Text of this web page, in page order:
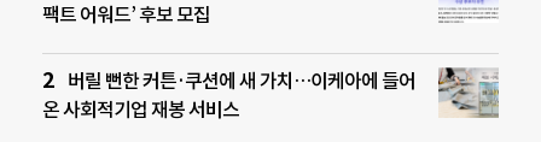
팩트 어워드’ 후보 모집
버릴 뻔한 커튼·쿠션에 새 가치…이케아에 들어
온 사회적기업 재봉 서비스